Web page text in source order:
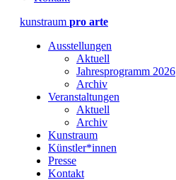
kunstraum pro arte
Ausstellungen
Aktuell
Jahresprogramm 2026
Archiv
Veranstaltungen
Aktuell
Archiv
Kunstraum
Künstler*innen
Presse
Kontakt